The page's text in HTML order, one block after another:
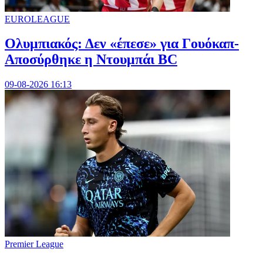
EUROLEAGUE
Ολυμπιακός: Δεν «έπεσε» για Γουόκαπ-
Αποσύρθηκε η Ντουμπάι BC
09-08-2026 16:13
Premier League